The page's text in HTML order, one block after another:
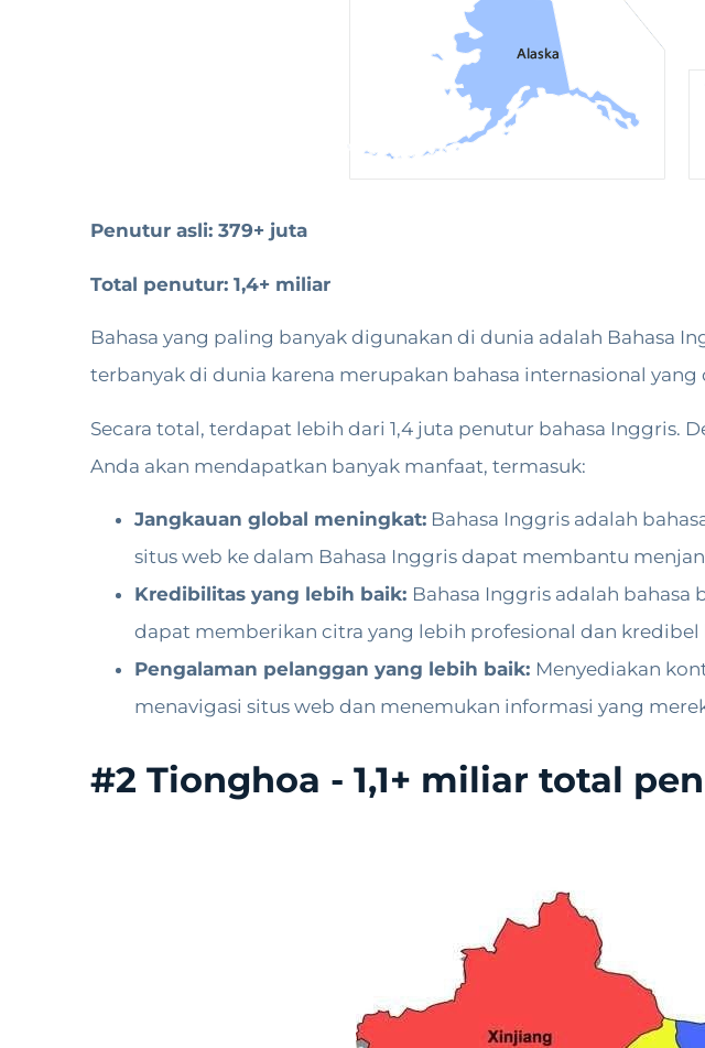
Penutur asli: 379+ juta
Total penutur: 1,4+ miliar
Bahasa yang paling banyak digunakan di dunia adalah Bahasa
terbanyak di dunia karena merupakan bahasa internasional
Secara total, terdapat lebih dari 1,4 juta penutur bahasa Inggris.
Anda akan mendapatkan banyak manfaat, termasuk:
Jangkauan global meningkat: Bahasa Inggris adalah
situs web ke dalam Bahasa Inggris dapat membantu
Kredibilitas yang lebih baik: Bahasa Inggris adalah
dapat memberikan citra yang lebih profesional dan kredibel
Pengalaman pelanggan yang lebih baik: Menyediakan
menavigasi situs web dan menemukan informasi yang
#2 Tionghoa - 1,1+ miliar total